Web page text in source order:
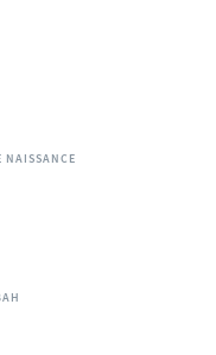
NAISSANCE